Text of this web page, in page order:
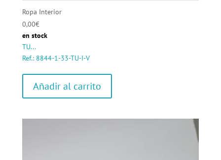
Ropa Interior
0,00€
en stock
TU...
Ref.: 8844-1-33-TU-I-V
Añadir al carrito